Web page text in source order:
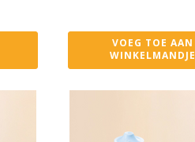
VOEG TOE AAN
WINKELMANDJE